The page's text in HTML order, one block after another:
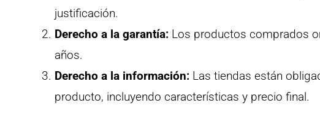
justificación.
Derecho a la garantía: Los productos comprados
años.
Derecho a la información: Las tiendas están
producto, incluyendo características y precio final.